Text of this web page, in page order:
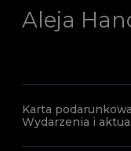
Aleja
Karta podarunkowa
Wydarzenia i